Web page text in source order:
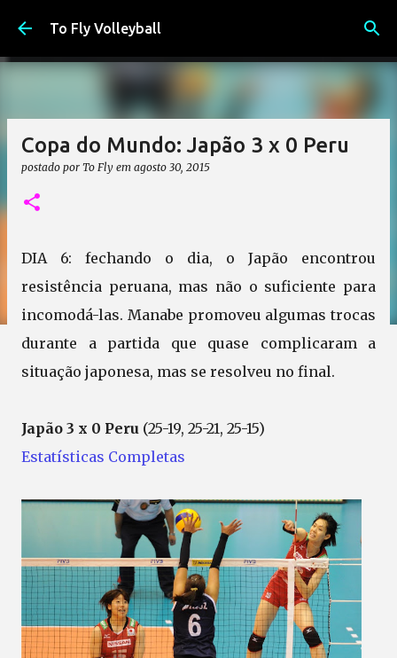
Pular para o conteúdo principal
To Fly Volleyball
Copa do Mundo: Japão 3 x 0 Peru
postado por To Fly em agosto 30, 2015
DIA 6: fechando o dia, o Japão encontrou
resistência peruana, mas não o suficiente para
incomodá-las. Manabe promoveu algumas trocas
durante a partida que quase complicaram a
situação japonesa, mas se resolveu no final.
Japão 3 x 0 Peru (25-19, 25-21, 25-15)
Estatísticas Completas